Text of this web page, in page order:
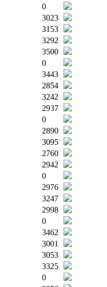
0
3023
3153
3292
3500
0
3443
2854
3242
2937
0
2890
3095
2760
2942
0
2976
3247
2998
0
3462
3001
3053
3325
0